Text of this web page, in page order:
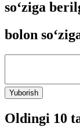
so‘ziga
bolon
Yuborish
Oldingi 10